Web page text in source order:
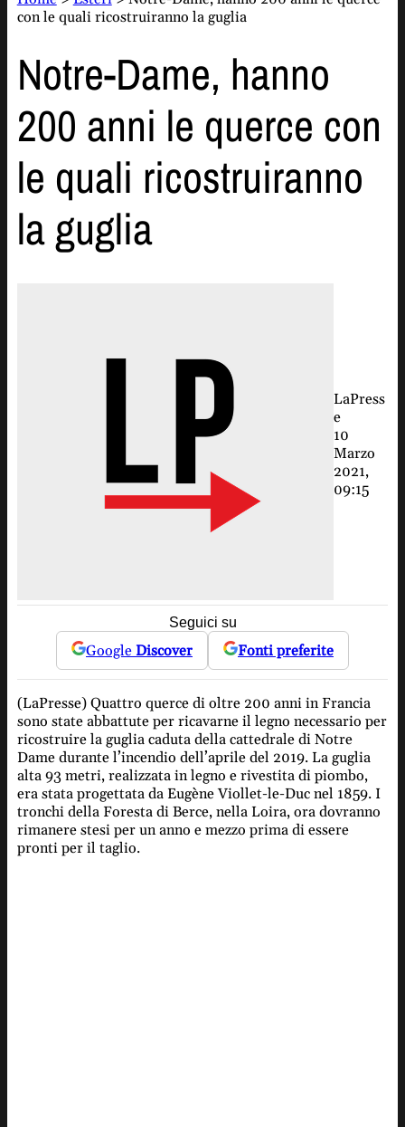
con le quali ricostruiranno la guglia
Notre-Dame, hanno
200 anni le querce con
le quali ricostruiranno
la guglia
LaPress
e
10
Marzo
2021,
09:15
Seguici su
Google Discover Fonti preferite
(LaPresse) Quattro querce di oltre 200 anni in Francia
sono state abbattute per ricavarne il legno necessario per
ricostruire la guglia caduta della cattedrale di Notre
Dame durante l’incendio dell’aprile del 2019. La guglia
alta 93 metri, realizzata in legno e rivestita di piombo,
era stata progettata da Eugène Viollet-le-Duc nel 1859. I
tronchi della Foresta di Berce, nella Loira, ora dovranno
rimanere stesi per un anno e mezzo prima di essere
pronti per il taglio.